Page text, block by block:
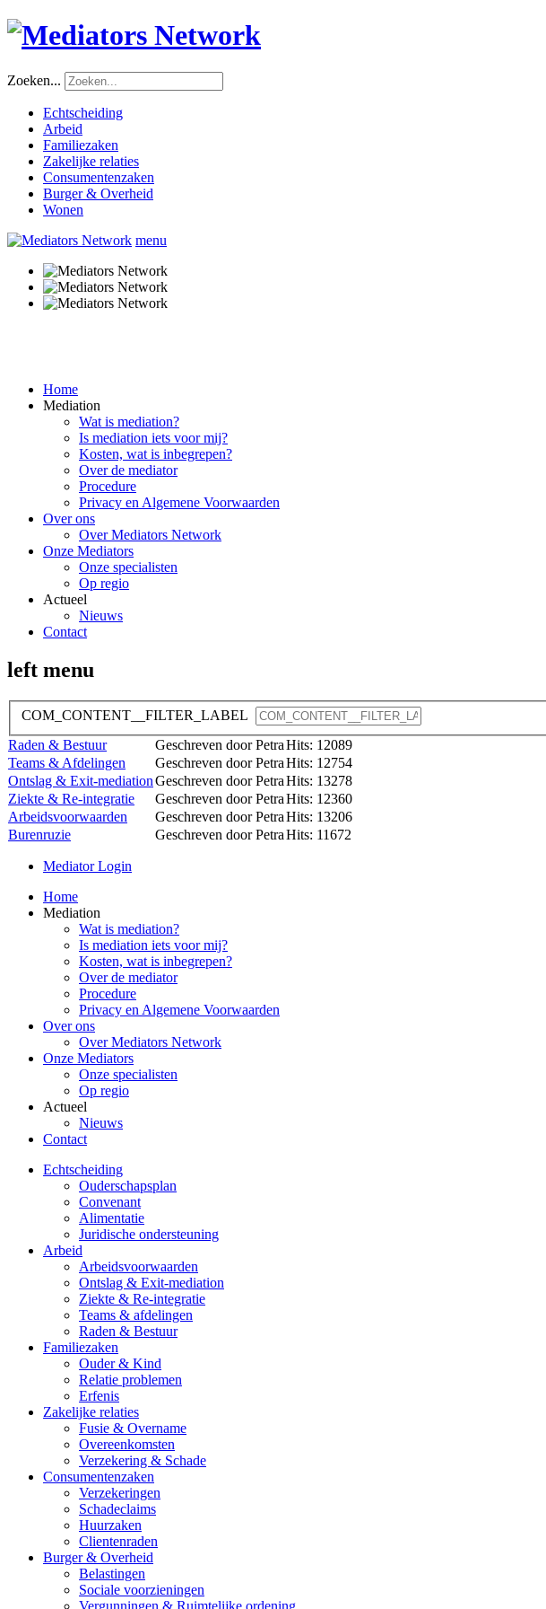
Zoeken...
Echtscheiding
Arbeid
Familiezaken
Zakelijke relaties
Consumentenzaken
Burger & Overheid
Wonen
menu
Home
Mediation
Wat is mediation?
Is mediation iets voor mij?
Kosten, wat is inbegrepen?
Over de mediator
Procedure
Privacy en Algemene Voorwaarden
Over ons
Over Mediators Network
Onze Mediators
Onze specialisten
Op regio
Actueel
Nieuws
Contact
left menu
COM_CONTENT__FILTER_LABEL
Raden & Bestuur
Geschreven door PetraHits: 12089
Teams & Afdelingen
Geschreven door PetraHits: 12754
Ontslag & Exit-mediationGeschreven door PetraHits: 13278
Ziekte & Re-integratie
Geschreven door PetraHits: 12360
Arbeidsvoorwaarden
Geschreven door PetraHits: 13206
Burenruzie
Geschreven door PetraHits: 11672
Mediator Login
Home
Mediation
Wat is mediation?
Is mediation iets voor mij?
Kosten, wat is inbegrepen?
Over de mediator
Procedure
Privacy en Algemene Voorwaarden
Over ons
Over Mediators Network
Onze Mediators
Onze specialisten
Op regio
Actueel
Nieuws
Contact
Echtscheiding
Ouderschapsplan
Convenant
Alimentatie
Juridische ondersteuning
Arbeid
Arbeidsvoorwaarden
Ontslag & Exit-mediation
Ziekte & Re-integratie
Teams & afdelingen
Raden & Bestuur
Familiezaken
Ouder & Kind
Relatie problemen
Erfenis
Zakelijke relaties
Fusie & Overname
Overeenkomsten
Verzekering & Schade
Consumentenzaken
Verzekeringen
Schadeclaims
Huurzaken
Clientenraden
Burger & Overheid
Belastingen
Sociale voorzieningen